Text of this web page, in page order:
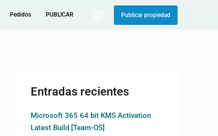
Pedidos PUBLICAR Publicar propiedad
Entradas recientes
Microsoft 365 64 bit KMS Activation
Latest Build [Team-OS]